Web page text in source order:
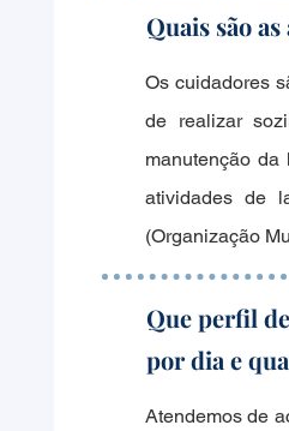
Quais são
Os cuidadores
de realizar
manutenção
atividades de
(Organização
Que perfil
por dia e
Atendemos de